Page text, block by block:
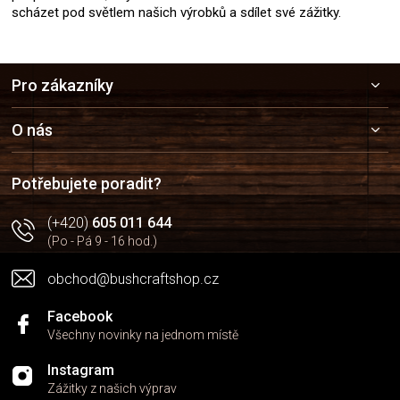
scházet pod světlem našich výrobků a sdílet své zážitky.
a
t
í
Pro zákazníky
O nás
Potřebujete poradit?
(+420)605 011 644
(Po - Pá 9 - 16 hod.)
obchod@bushcraftshop.cz
Facebook
Všechny novinky na jednom místě
Instagram
Zážitky z našich výprav